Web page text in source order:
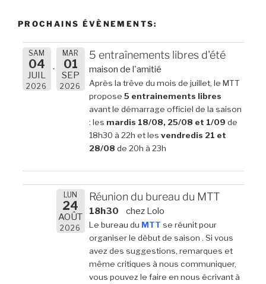
PROCHAINS ÉVÈNEMENTS:
SAM
04
JUIL
2026
MAR
01
SEP
2026
5 entraînements libres d'été
maison de l'amitié
Après la trêve du mois de juillet, le MTT
propose 5 entrainements libres
avant le démarrage officiel de la saison
: les mardis 18/08, 25/08 et 1/09 de
18h30 à 22h et les vendredis 21 et
28/08 de 20h à 23h
LUN
24
AOÛT
2026
Réunion du bureau du MTT
18h30 chez Lolo
Le bureau du MTT se réunit pour
organiser le début de saison . Si vous
avez des suggestions, remarques et
même critiques à nous communiquer,
vous pouvez le faire en nous écrivant à